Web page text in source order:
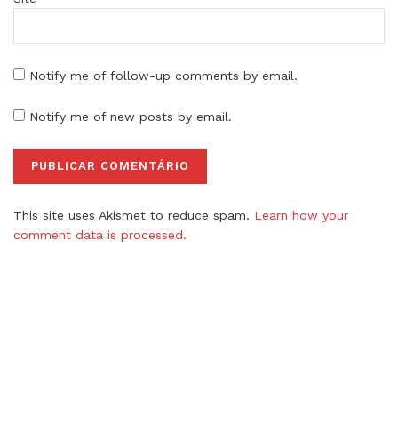
Notify me of follow-up comments by email.
Notify me of new posts by email.
This site uses Akismet to reduce spam. Learn how your
comment data is processed.